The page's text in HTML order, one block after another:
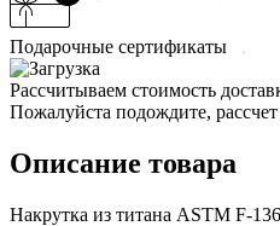
Подарочные сертификаты
Рассчитываем стоимость
Пожалуйста подождите,
Описание товара
Накрутка из титана ASTM F-